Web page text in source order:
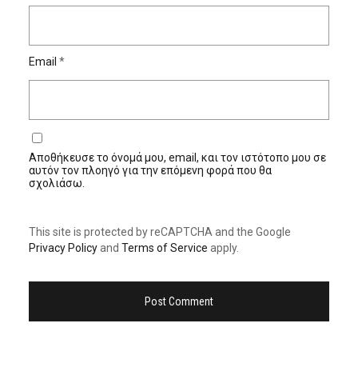
Email *
Αποθήκευσε το όνομά μου, email, και τον ιστότοπο μου σε
αυτόν τον πλοηγό για την επόμενη φορά που θα
σχολιάσω.
This site is protected by reCAPTCHA and the Google
Privacy Policyand Terms of Service apply.